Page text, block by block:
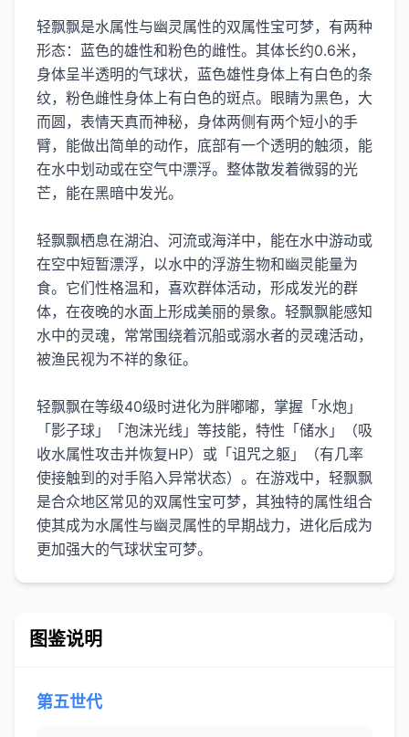
轻飘飘是水属性与幽灵属性的双属性宝可梦，有两种
形态：蓝色的雄性和粉色的雌性。其体长约0.6米，
身体呈半透明的气球状，蓝色雄性身体上有白色的条
纹，粉色雌性身体上有白色的斑点。眼睛为黑色，大
而圆，表情天真而神秘，身体两侧有两个短小的手
臂，能做出简单的动作，底部有一个透明的触须，能
在水中划动或在空气中漂浮。整体散发着微弱的光
芒，能在黑暗中发光。
轻飘飘栖息在湖泊、河流或海洋中，能在水中游动或
在空中短暂漂浮，以水中的浮游生物和幽灵能量为
食。它们性格温和，喜欢群体活动，形成发光的群
体，在夜晚的水面上形成美丽的景象。轻飘飘能感知
水中的灵魂，常常围绕着沉船或溺水者的灵魂活动，
被渔民视为不祥的象征。
轻飘飘在等级40级时进化为胖嘟嘟，掌握「水炮」
「影子球」「泡沫光线」等技能，特性「储水」（吸
收水属性攻击并恢复HP）或「诅咒之躯」（有几率
使接触到的对手陷入异常状态）。在游戏中，轻飘飘
是合众地区常见的双属性宝可梦，其独特的属性组合
使其成为水属性与幽灵属性的早期战力，进化后成为
更加强大的气球状宝可梦。
图鉴说明
第五世代